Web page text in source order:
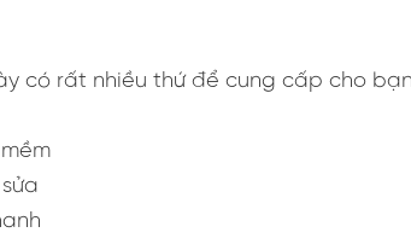
có rất nhiều thứ để cung cấp cho